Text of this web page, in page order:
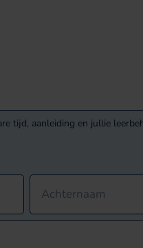
tijd, aanleiding en jullie
Achternaam